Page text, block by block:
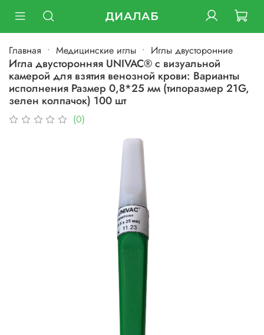
ДИАЛАБ
Главная Медицинские иглы Иглы двусторонние
Игла двусторонняя UNIVAC® с визуальной
камерой для взятия венозной крови: Варианты
исполнения Размер 0,8*25 мм (типоразмер 21G,
зелен колпачок) 100 шт
(0)